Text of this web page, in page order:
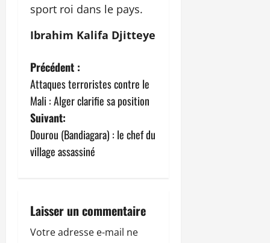
sport roi dans le pays.
Ibrahim Kalifa Djitteye
N
a
v
i
t
Précédent :
Attaques terroristes contre le
Mali : Alger clarifie sa position
Suivant:
Dourou (Bandiagara) : le chef du
village assassiné
Laisser un commentaire
Votre adresse e-mail ne